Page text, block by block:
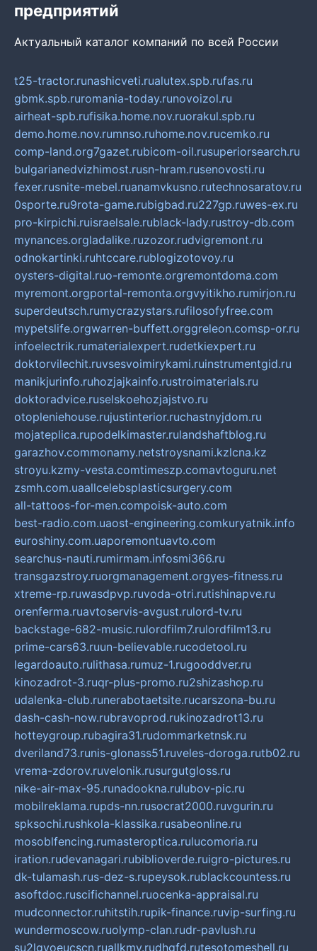
предприятий
Актуальный каталог компаний по всей России
t25-tractor.runashicveti.rualutex.spb.rufas.ru
gbmk.spb.ruromania-today.runovoizol.ru
airheat-spb.rufisika.home.nov.ruorakul.spb.ru
demo.home.nov.rumnso.ruhome.nov.rucemko.ru
comp-land.org7gazet.rubicom-oil.rusuperiorsearch.ru
bulgarianedvizhimost.rusn-hram.rusenovosti.ru
fexer.rusnite-mebel.ruanamvkusno.rutechnosaratov.ru
0sporte.ru9rota-game.rubigbad.ru227gp.ruwes-ex.ru
pro-kirpichi.ruisraelsale.rublack-lady.rustroy-db.com
mynances.orgladalike.ruzozor.rudvigremont.ru
odnokartinki.ruhtccare.rublogizotovoy.ru
oysters-digital.ruo-remonte.orgremontdoma.com
myremont.orgportal-remonta.orgvyitikho.rumirjon.ru
superdeutsch.rumycrazystars.rufilosofyfree.com
mypetslife.orgwarren-buffett.orggreleon.comsp-or.ru
infoelectrik.rumaterialexpert.rudetkiexpert.ru
doktorvilechit.ruvsesvoimirykami.ruinstrumentgid.ru
manikjurinfo.ruhozjajkainfo.rustroimaterials.ru
doktoradvice.ruselskoehozjajstvo.ru
otopleniehouse.rujustinterior.ruchastnyjdom.ru
mojateplica.rupodelkimaster.rulandshaftblog.ru
garazhov.commonamy.netstroysnami.kzlcna.kz
stroyu.kzmy-vesta.comtimeszp.comavtoguru.net
zsmh.com.uaallcelebsplasticsurgery.com
all-tattoos-for-men.compoisk-auto.com
best-radio.com.uaost-engineering.comkuryatnik.info
euroshiny.com.uaporemontuavto.com
searchus-nauti.rumirmam.infosmi366.ru
transgazstroy.ruorgmanagement.orgyes-fitness.ru
xtreme-rp.ruwasdpvp.ruvoda-otri.rutishinapve.ru
orenferma.ruavtoservis-avgust.rulord-tv.ru
backstage-682-music.rulordfilm7.rulordfilm13.ru
prime-cars63.ruun-believable.rucodetool.ru
legardoauto.rulithasa.rumuz-1.rugooddver.ru
kinozadrot-3.ruqr-plus-promo.ru2shizashop.ru
udalenka-club.runerabotaetsite.rucarszona-bu.ru
dash-cash-now.rubravoprod.rukinozadrot13.ru
hotteygroup.rubagira31.rudommarketnsk.ru
dveriland73.runis-glonass51.ruveles-doroga.rutb02.ru
vrema-zdorov.ruvelonik.rusurgutgloss.ru
nike-air-max-95.runadookna.rulubov-pic.ru
mobilreklama.rupds-nn.rusocrat2000.ruvgurin.ru
spksochi.rushkola-klassika.rusabeonline.ru
mosoblfencing.rumasteroptica.rulucomoria.ru
iration.rudevanagari.rubiblioverde.ruigro-pictures.ru
dk-tulamash.rus-dez-s.rupeysok.rublackcountess.ru
asoftdoc.ruscifichannel.ruocenka-appraisal.ru
mudconnector.ruhitstih.rupik-finance.ruvip-surfing.ru
wundermoscow.ruolymp-clan.rudr-pavlush.ru
su2lgyoeucscn.ruallkmv.rudhgfd.rutesotomeshell.ru